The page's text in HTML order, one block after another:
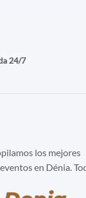
24/7
los mejores
en Dénia.